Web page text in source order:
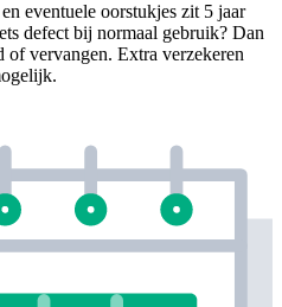
eventuele oorstukjes zit 5 jaar
defect bij normaal gebruik? Dan
of vervangen. Extra verzekeren